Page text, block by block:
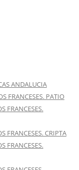
ANDALUCIA
FRANCESES. PATIO
FRANCESES.
FRANCESES. CRIPTA
FRANCESES.